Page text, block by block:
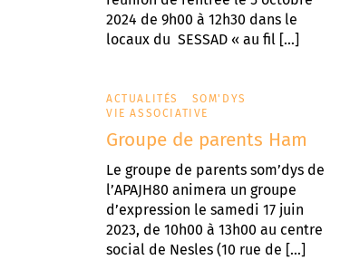
2024 de 9h00 à 12h30 dans le
locaux du SESSAD « au fil […]
ACTUALITÉS
SOM'DYS
VIE ASSOCIATIVE
Groupe de parents Ham
Le groupe de parents som’dys de
l’APAJH80 animera un groupe
d’expression le samedi 17 juin
2023, de 10h00 à 13h00 au centre
social de Nesles (10 rue de […]